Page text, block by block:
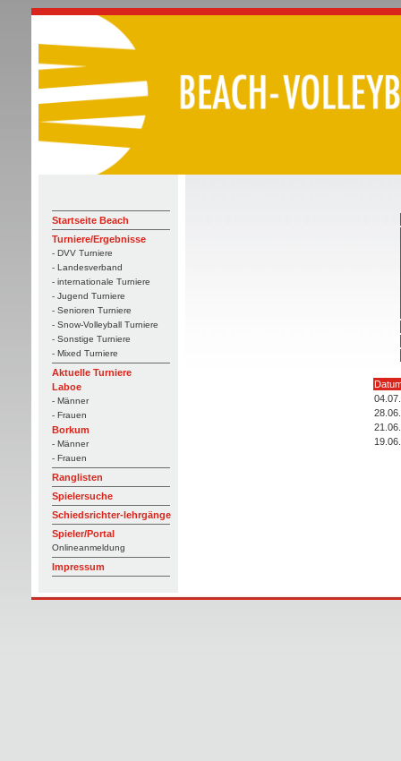
Startseite Beach
Turniere/Ergebnisse
- DVV Turniere
- Landesverband
- internationale Turniere
- Jugend Turniere
- Senioren Turniere
- Snow-Volleyball Turniere
- Sonstige Turniere
- Mixed Turniere
Aktuelle Turniere
Laboe
- Männer
- Frauen
Borkum
- Männer
- Frauen
Ranglisten
Spielersuche
Schiedsrichter-lehrgänge
Spieler/Portal
Onlineanmeldung
Impressum